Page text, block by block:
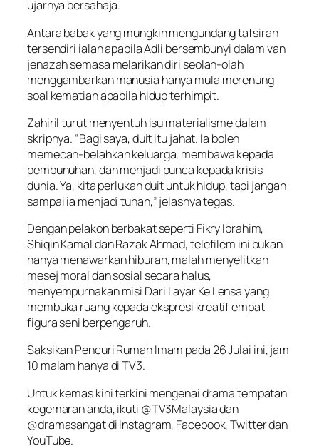
ujarnya bersahaja.
Antara babak yang mungkin mengundang tafsiran
tersendiri ialah apabila Adli bersembunyi dalam van
jenazah semasa melarikan diri seolah-olah
menggambarkan manusia hanya mula merenung
soal kematian apabila hidup terhimpit.
Zahiril turut menyentuh isu materialisme dalam
skripnya. “Bagi saya, duit itu jahat. Ia boleh
memecah-belahkan keluarga, membawa kepada
pembunuhan, dan menjadi punca kepada krisis
dunia. Ya, kita perlukan duit untuk hidup, tapi jangan
sampai ia menjadi tuhan,” jelasnya tegas.
Dengan pelakon berbakat seperti Fikry Ibrahim,
Shiqin Kamal dan Razak Ahmad, telefilem ini bukan
hanya menawarkan hiburan, malah menyelitkan
mesej moral dan sosial secara halus,
menyempurnakan misi Dari Layar Ke Lensayang
membuka ruang kepada ekspresi kreatif empat
figura seni berpengaruh.
SaksikanPencuri Rumah Imam pada 26 Julai ini, jam
10 malam hanya di TV3.
Untuk kemas kini terkini mengenai drama tempatan
kegemaran anda, ikuti @TV3Malaysia dan
@dramasangat di Instagram, Facebook, Twitter dan
YouTube.